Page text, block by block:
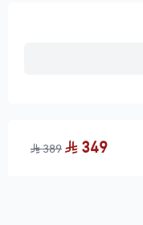
349
389